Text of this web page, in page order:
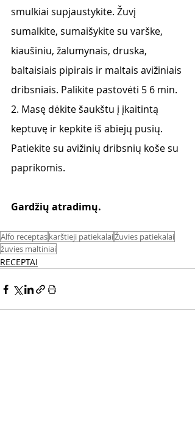
smulkiai supjaustykite. Žuvį
sumalkite, sumaišykite su varške,
kiaušiniu, žalumynais, druska,
baltaisiais pipirais ir maltais avižiniais
dribsniais. Palikite pastovėti 5 6 min.
2. Masę dėkite šaukštu į įkaitintą
keptuvę ir kepkite iš abiejų pusių.
Patiekite su avižinių dribsnių koše su
paprikomis.
Gardžių atradimų.
Alfo receptaskarštieji patiekalaiŽuvies patiekalai
žuvies maltiniai
RECEPTAI